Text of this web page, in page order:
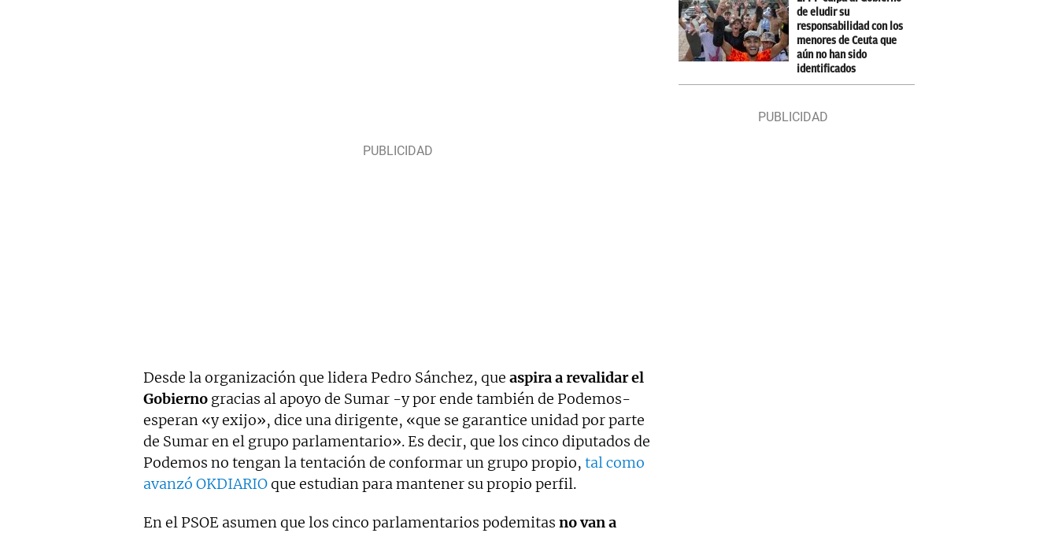
Desde la organización que lidera Pedro Sánchez, que aspira a revalidar el
Gobierno gracias al apoyo de Sumar -y por ende también de Podemos-
esperan «y exijo», dice una dirigente, «que se garantice unidad por parte
de Sumar en el grupo parlamentario». Es decir, que los cinco diputados de
Podemos no tengan la tentación de conformar un grupo propio, tal como
avanzó OKDIARIOque estudian para mantener su propio perfil.
En el PSOE asumen que los cinco parlamentarios podemitas no van a
de eludir su
responsabilidad con los
menores de Ceuta que
aún no han sido
identificados